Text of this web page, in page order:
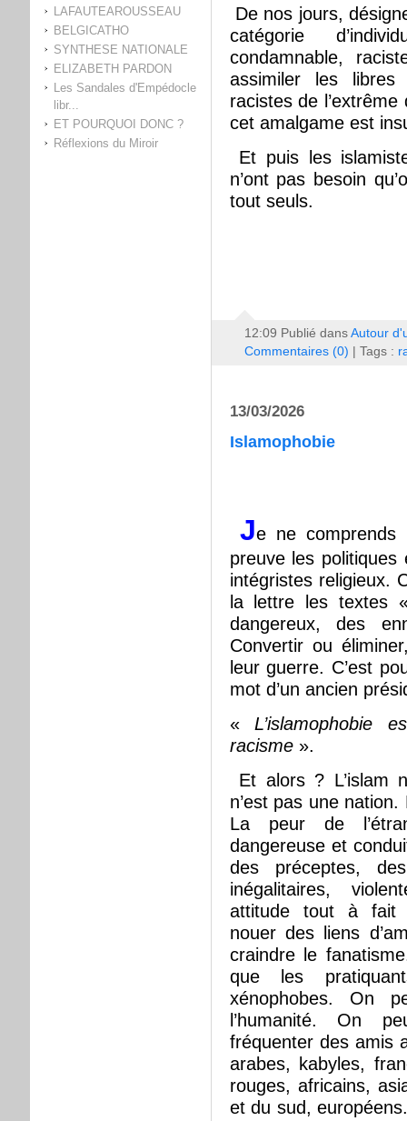
LAFAUTEAROUSSEAU
BELGICATHO
SYNTHESE NATIONALE
ELIZABETH PARDON
Les Sandales d'Empédocle
libr...
ET POURQUOI DONC ?
Réflexions du Miroir
De nos jours,
catégorie
condamnable,
assimiler les libres
racistes de
cet amalgame est
Et puis les
n’ont pas besoin
tout seuls.
12:09 Publié dans Autour
Commentaires (0) | Tags :
13/03/2026
Islamophobie
Je ne comprends
preuve les politiques
intégristes religieux.
la lettre les textes
dangereux, des
Convertir ou
leur guerre. C’est
mot d’un ancien
«L’islamophobie
racisme».
Et alors ? L’islam
n’est pas une nation.
La peur de
dangereuse et
des préceptes,
inégalitaires,
attitude tout à fait
nouer des liens
craindre le
que les
xénophobes. On
l’humanité. On
fréquenter des amis
arabes, kabyles,
rouges, africains,
et du sud,